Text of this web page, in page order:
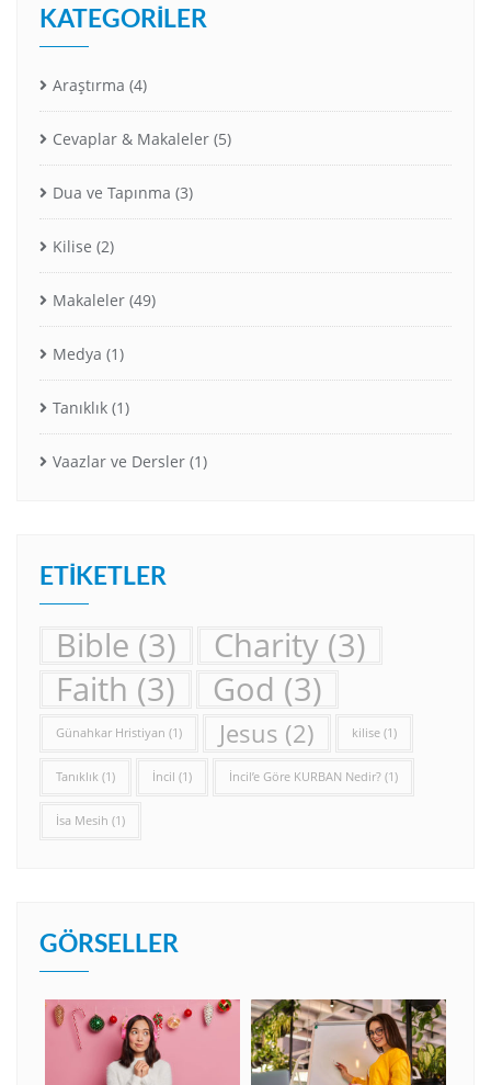
KATEGORILER
Araştırma (4)
Cevaplar & Makaleler (5)
Dua ve Tapınma (3)
Kilise (2)
Makaleler (49)
Medya (1)
Tanıklık (1)
Vaazlar ve Dersler (1)
ETIKETLER
Bible (3) Charity (3)
Faith (3) God (3)
Günahkar Hristiyan (1) Jesus (2) kilise (1)
Tanıklık (1) İncil (1) İncil’e Göre KURBAN Nedir? (1)
İsa Mesih (1)
GÖRSELLER